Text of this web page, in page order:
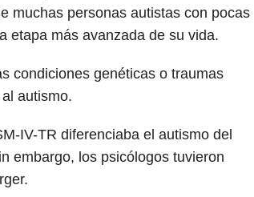
muchas personas autistas con pocas
etapa más avanzada de su vida.
condiciones genéticas o traumas
autismo.
IV-TR diferenciaba el autismo del
embargo, los psicólogos tuvieron